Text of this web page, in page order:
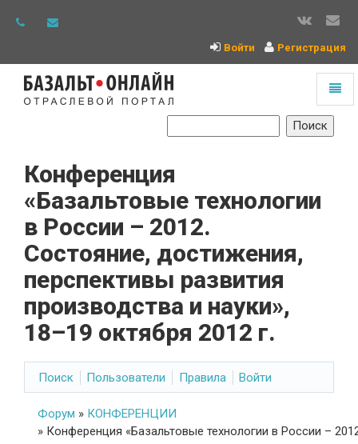
Войти Регистрация
Конференция
«Базальтовые технологии
в России – 2012.
Состояние, достижения,
перспективы развития
производства и науки»,
18–19 октября 2012 г.
Поиск Пользователи Правила Войти
Форум » КОНФЕРЕНЦИИ
» Конференция «Базальтовые технологии в России –